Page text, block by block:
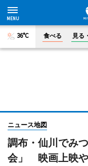
36°C 食べる 見る
ニュース地図
調布・仙川でみ
会」 映画上映や